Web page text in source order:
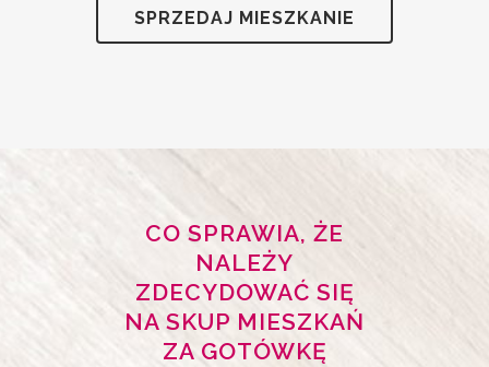
SPRZEDAJ MIESZKANIE
CO SPRAWIA, ŻE
NALEŻY
ZDECYDOWAĆ SIĘ
NA SKUP MIESZKAŃ
ZA GOTÓWKĘ